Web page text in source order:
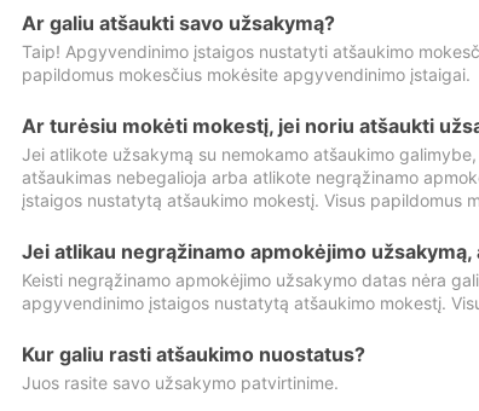
Ar galiu atšaukti savo užsakymą?
Taip! Apgyvendinimo įstaigos nustatyti atšaukimo
papildomus mokesčius mokėsite apgyvendinimo įstaigai.
Ar turėsiu mokėti mokestį, jei noriu atšaukti
Jei atlikote užsakymą su nemokamo atšaukimo
atšaukimas nebegalioja arba atlikote negrąžinamo
įstaigos nustatytą atšaukimo mokestį. Visus papildomus
Jei atlikau negrąžinamo apmokėjimo
Keisti negrąžinamo apmokėjimo užsakymo datas nėra
apgyvendinimo įstaigos nustatytą atšaukimo mokestį.
Kur galiu rasti atšaukimo nuostatus?
Juos rasite savo užsakymo patvirtinime.